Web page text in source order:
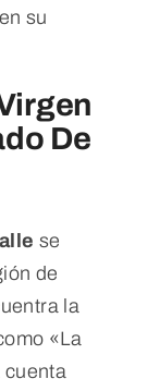
su
De
se
de
la
«La
cuenta